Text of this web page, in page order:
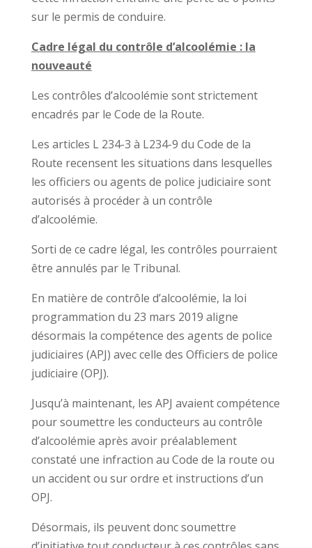
sur le permis de conduire.
Cadre légal du contrôle d’alcoolémie : la
nouveauté
Les contrôles d’alcoolémie sont strictement
encadrés par le Code de la Route.
Les articles L 234-3 à L234-9 du Code de la
Route recensent les situations dans lesquelles
les officiers ou agents de police judiciaire sont
autorisés à procéder à un contrôle
d’alcoolémie.
Sorti de ce cadre légal, les contrôles pourraient
être annulés par le Tribunal.
En matière de contrôle d’alcoolémie, la loi
programmation du 23 mars 2019 aligne
désormais la compétence des agents de police
judiciaires (APJ) avec celle des Officiers de police
judiciaire (OPJ).
Jusqu’à maintenant, les APJ avaient compétence
pour soumettre les conducteurs au contrôle
d’alcoolémie après avoir préalablement
constaté une infraction au Code de la route ou
un accident ou sur ordre et instructions d’un
OPJ.
Désormais, ils peuvent donc soumettre